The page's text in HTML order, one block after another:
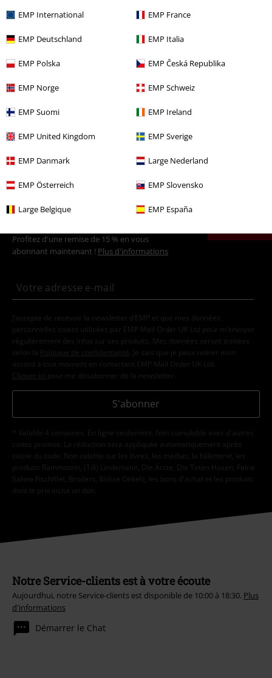
EMP International EMP France
EMP Deutschland EMP Italia
EMP Polska EMP Česká Republika
EMP Norge EMP Schweiz
EMP Suomi EMP Ireland
EMP United Kingdom EMP Sverige
EMP Danmark Large Nederland
EMP Österreich EMP Slovensko
Large Belgique EMP España
Plus de catégories. Plus d'options.
Vêtements & accessoires Chaussures & Chaussettes Sandales
Vêtements de marque Chaussures
Vêtements de marque
Vêtements de marque Dockers by Gerli Sandales
Vêtements de marque
Profitez d'une remise de 15 % en vous
abonnant maintenant ! Plus d'informations
J’accepte de recevoir la newsletter d’EMP et que mes données
personnelles soient utilisées par EMP Mail Order UK Ltd pour m’envoyer
régulièrement des infos sur ses produits. Mes données seront traitées
selon la
Politique de confidentialité . Je sais que je peux retirer mon
accord à tout moment en contactant EMP Mail Order UK Ltd.
Cliquer ici pour me désabonner de la newsletter.
S'abonner
* Valable 4 semaines. En ligne seulement. Non cumulable avec d'autres
codes promos. La réduction sera appliquée automatiquement après
saisie du code. Non valable sur les livres, les médias, la billetterie, les
produits Rammstein, (Till) Lindemann, Die Ärzte, Die Toten Hosen, Feine
Sahne Fischfilet, Broilers, Böhse Onkelz, les bons d'achat et les produits
dont le prix inclut un don.
Notre Service-clients est à votre écoute
Aujourdhui, notre Service-clients est disponible de 10:00 à 18:30. Plus
d'informations
Démarrer le Chat